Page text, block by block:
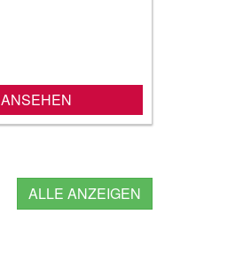
ANSEHEN
ALLE ANZEIGEN